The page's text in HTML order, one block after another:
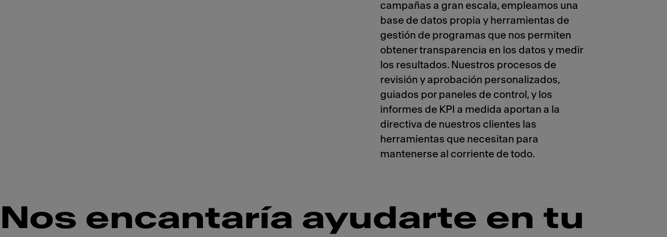
campañas a gran escala, empleamos una
base de datos propia y herramientas de
gestión de programas que nos permiten
obtener transparencia en los datos y medir
los resultados. Nuestros procesos de
revisión y aprobación personalizados,
guiados por paneles de control, y los
informes de KPI a medida aportan a la
directiva de nuestros clientes las
herramientas que necesitan para
mantenerse al corriente de todo.
Nos encantaría ayudarte en tu